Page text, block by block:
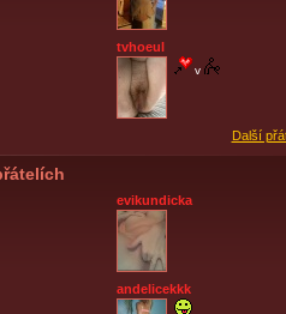
tvhoeul
v
Další
evikundicka
andelicekkk